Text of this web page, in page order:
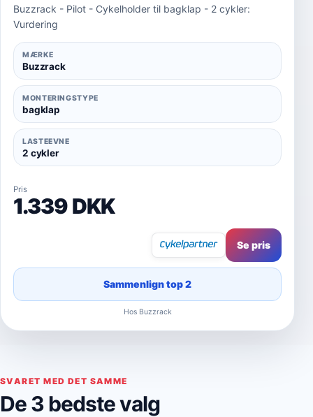
Buzzrack - Pilot - Cykelholder til bagklap - 2 cykler:
Vurdering
MÆRKE
Buzzrack
MONTERINGSTYPE
bagklap
LASTEEVNE
2 cykler
Pris
1.339 DKK
Se pris
Sammenlign top 2
Hos Buzzrack
SVARET MED DET SAMME
De 3 bedste valg